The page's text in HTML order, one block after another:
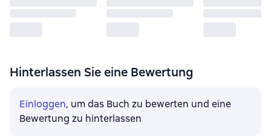
Hinterlassen Sie eine Bewertung
Einloggen, um das Buch zu bewerten und eine
Bewertung zu hinterlassen